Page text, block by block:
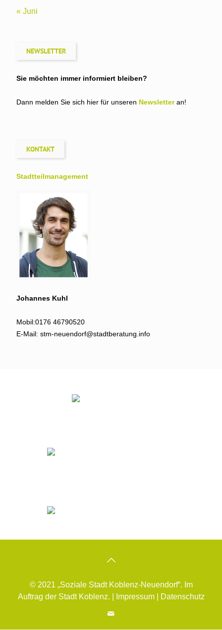
« Juni
NEWSLETTER
Sie möchten immer informiert bleiben?
Dann melden Sie sich hier für unseren Newsletteran!
KONTAKT
Stadtteil­management
Johannes Kuhl
Mobil:0176 46790520
E-Mail: stm-neuendorf@stadtberatung.info
© 2021 „Soziale Stadt Koblenz-Neuendorf“. Im
Auftrag der Stadt Koblenz. |
Impressum| Datenschutz